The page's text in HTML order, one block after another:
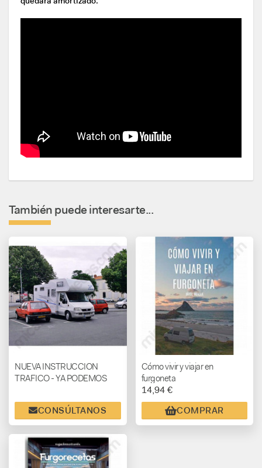
También puede interesarte...
NUEVA INSTRUCCION
TRAFICO - YA PODEMOS
APARCAMIENTO -
CONSÚLTANOS
Cómo vivir y viajar en
furgoneta
14,94 €
COMPRAR